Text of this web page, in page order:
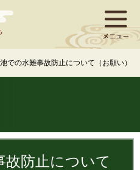
での水難事故防止について（お願い）
故防止について